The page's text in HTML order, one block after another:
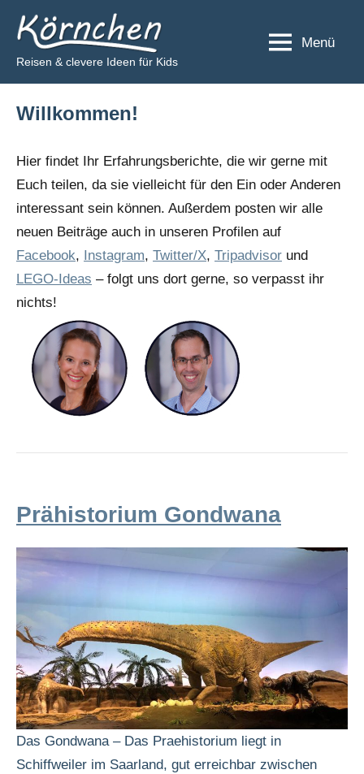
Inhalt
springen
Körnchen
Reisen & clevere Ideen für Kids
Menü
Willkommen!
Hier findet Ihr Erfahrungsberichte, die wir gerne mit
Euch teilen, da sie vielleicht für den Ein oder Anderen
interessant sein können. Außerdem posten wir alle
neuen Beiträge auch in unseren Profilen auf
Facebook, Instagram, Twitter/X, Tripadvisor und
LEGO-Ideas – folgt uns dort gerne, so verpasst ihr
nichts!
Prähistorium Gondwana
Das Gondwana – Das Praehistorium liegt in
Schiffweiler im Saarland, gut erreichbar zwischen